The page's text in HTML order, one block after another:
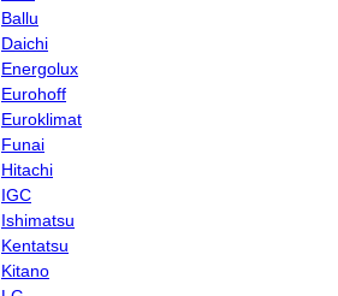
Ballu
Daichi
Energolux
Eurohoff
Euroklimat
Funai
Hitachi
IGC
Ishimatsu
Kentatsu
Kitano